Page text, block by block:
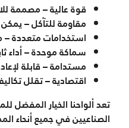
قوة عالية – مصممة
مقاومة للتآكل –
استخدامات متعددة –
سماكة موحدة – أداء
مستدامة – قابلة
اقتصادية – تقلل
تعد ألواحنا الخيار المفضل
الصناعيين في جميع أنحاء